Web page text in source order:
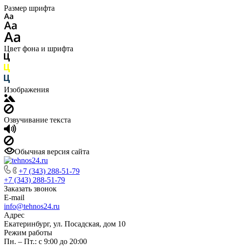
Размер шрифта
Цвет фона и шрифта
Изображения
Озвучивание текста
Обычная версия сайта
+7 (343) 288-51-79
+7 (343) 288-51-79
Заказать звонок
E-mail
info@tehnos24.ru
Адрес
Екатеринбург, ул. Посадская, дом 10
Режим работы
Пн. – Пт.: с 9:00 до 20:00